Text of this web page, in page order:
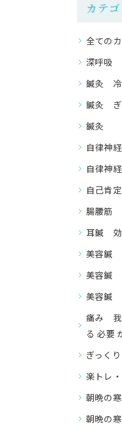
カテ
全ての
深呼吸
鍼灸
鍼灸 ぎ
鍼灸
自律神
自律神
自己肯
腸腰筋
耳鍼
美容鍼
美容鍼
美容鍼
痛み
る 必要
ぎっく
楽トレ
朝晩の
朝晩の